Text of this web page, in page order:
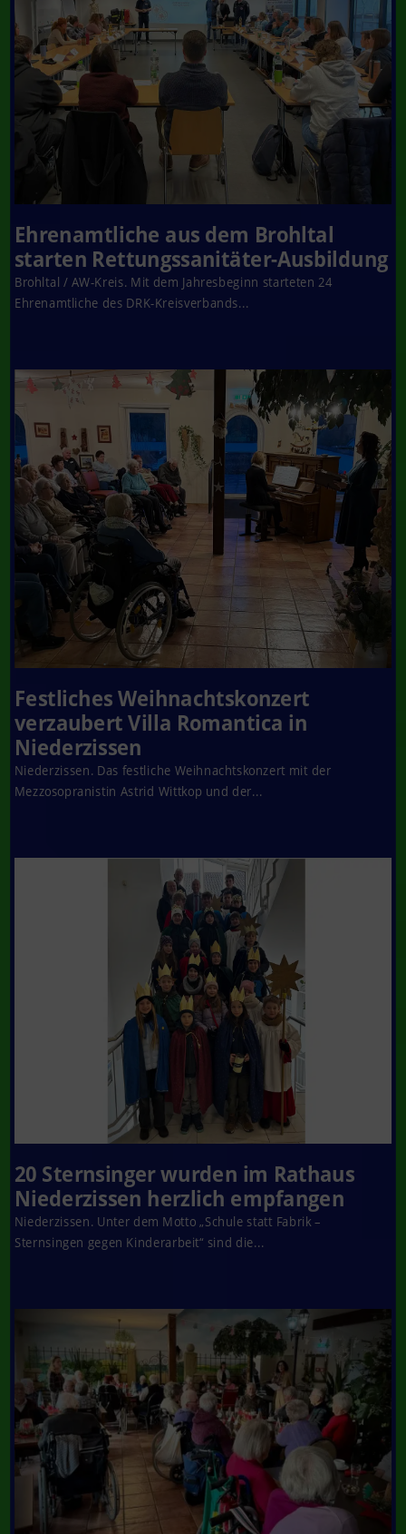
Ehrenamtliche aus dem Brohltal
starten Rettungssanitäter-Ausbildung
Brohltal / AW-Kreis. Mit dem Jahresbeginn starteten 24
Ehrenamtliche des DRK-Kreisverbands...
Festliches Weihnachtskonzert
verzaubert Villa Romantica in
Niederzissen
Niederzissen. Das festliche Weihnachtskonzert mit der
Mezzosopranistin Astrid Wittkop und der...
20 Sternsinger wurden im Rathaus
Niederzissen herzlich empfangen
Niederzissen. Unter dem Motto „Schule statt Fabrik –
Sternsingen gegen Kinderarbeit“ sind die...